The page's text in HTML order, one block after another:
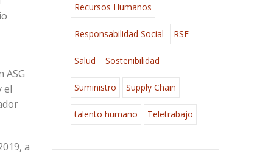
ASG
el
a
Recursos Humanos
Responsabilidad Social RSE
Salud Sostenibilidad
Suministro Supply Chain
talento humano Teletrabajo